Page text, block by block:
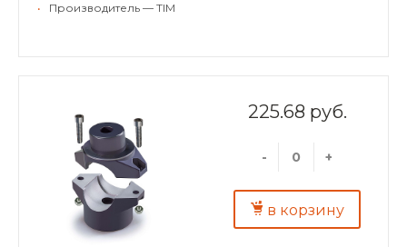
• Производитель — TIM
225.68 руб.
- +
в корзину